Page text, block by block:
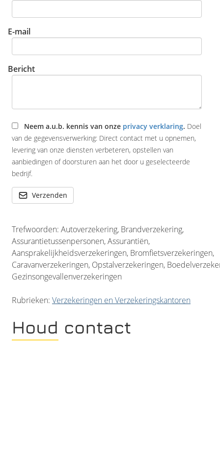
E-mail
Bericht
Neem a.u.b. kennis van onze privacy verklaring. Doel
van de gegevensverwerking: Direct contact met u opnemen,
levering van onze diensten verbeteren, opstellen van
aanbiedingen of doorsturen aan het door u geselecteerde
bedrijf.
Verzenden
Trefwoorden: Autoverzekering, Brandverzekering,
Assurantietussenpersonen, Assurantiën,
Aansprakelijkheidsverzekeringen, Bromfietsverzekeringen,
Caravanverzekeringen, Opstalverzekeringen,
Gezinsongevallenverzekeringen
Rubrieken: Verzekeringen en Verzekeringskantoren
Houd contact